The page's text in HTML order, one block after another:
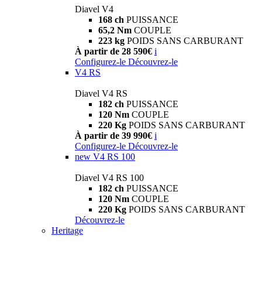
Diavel V4
168 ch PUISSANCE
65,2 Nm COUPLE
223 kg POIDS SANS CARBURANT
À partir de 28 590€ i
Configurez-le Découvrez-le
V4 RS
Diavel V4 RS
182 ch PUISSANCE
120 Nm COUPLE
220 Kg POIDS SANS CARBURANT
À partir de 39 990€ i
Configurez-le Découvrez-le
new V4 RS 100
Diavel V4 RS 100
182 ch PUISSANCE
120 Nm COUPLE
220 Kg POIDS SANS CARBURANT
Découvrez-le
Heritage